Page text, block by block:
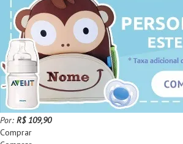
Por: R$ 109,90
Comprar